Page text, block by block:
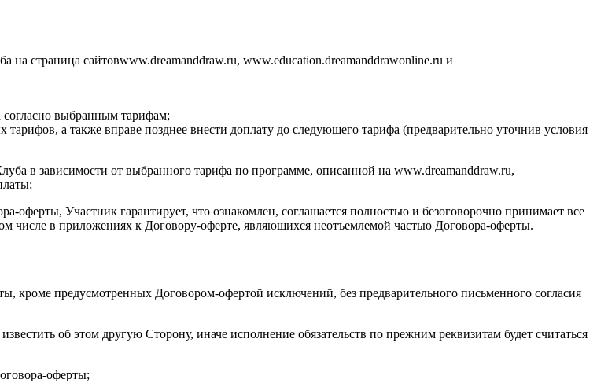
страница сайтовwww.dreamanddraw.ru, www.education.dreamanddrawonline.ru и
выбранным тарифам;
а также вправе позднее внести доплату до следующего тарифа (предварительно уточнив условия
в зависимости от выбранного тарифа по программе, описанной на www.dreamanddraw.ru,
Участник гарантирует, что ознакомлен, соглашается полностью и безоговорочно принимает все
числе в приложениях к Договору-оферте, являющихся неотъемлемой частью Договора-оферты.
предусмотренных Договором-офертой исключений, без предварительного письменного согласия
об этом другую Сторону, иначе исполнение обязательств по прежним реквизитам будет считаться
оферты;